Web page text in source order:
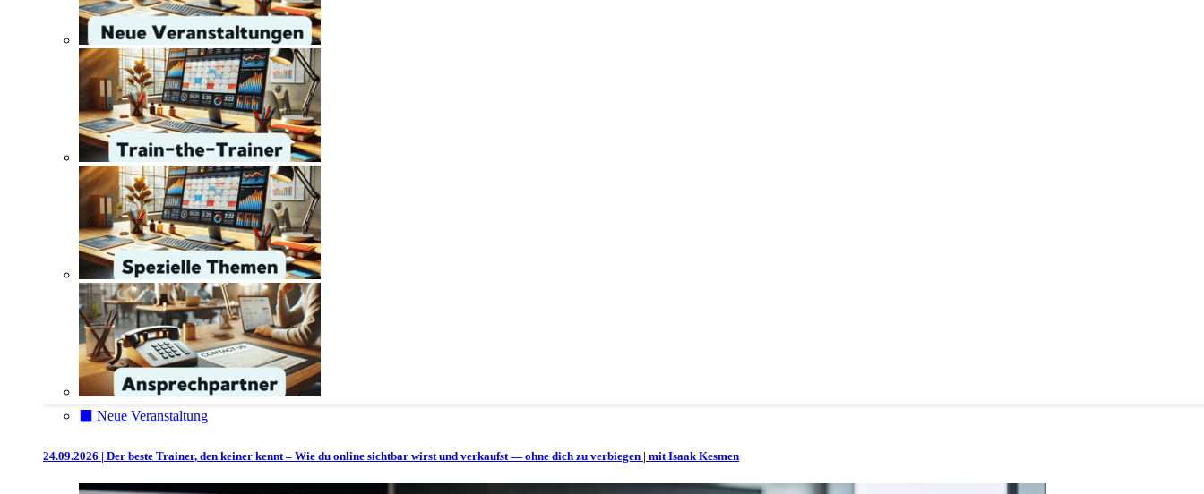
⬛️ Neue Veranstaltung
24.09.2026 | Der beste Trainer, den keiner kennt – Wie du online sichtbar wirst und verkaufst — ohne dich zu verbiegen | mit Isaak Kesmen